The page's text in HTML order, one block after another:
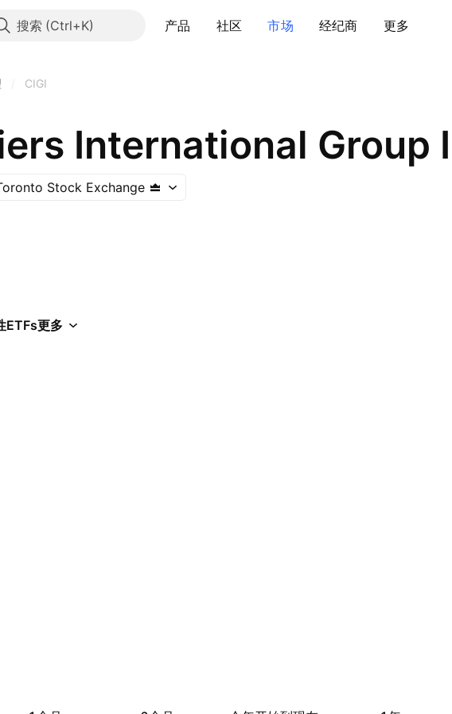
搜索 产品 社区 市场 经纪商 更多
CIGI
International Group
Stock Exchange
ETFs更多